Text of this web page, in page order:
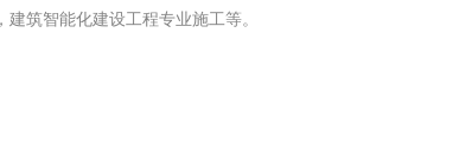
建筑智能化建设工程专业施工等。